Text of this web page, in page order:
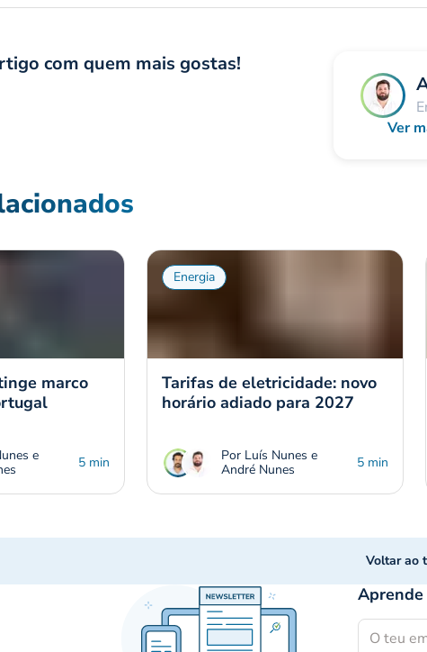
com quem mais gostas!
Ver
marco
e
5 min
Energia
Tarifas de eletricidade: novo
horário adiado para 2027
Por Luís Nunes e
André Nunes
5 min
Voltar ao
Aprende